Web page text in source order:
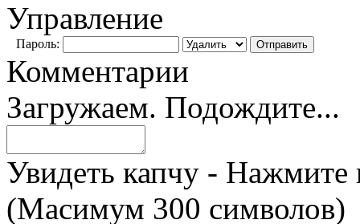
Управление
Пароль:
Комментарии
Загружаем. Подождите...
Увидеть капчу - Нажмите
(Масимум 300 символов)